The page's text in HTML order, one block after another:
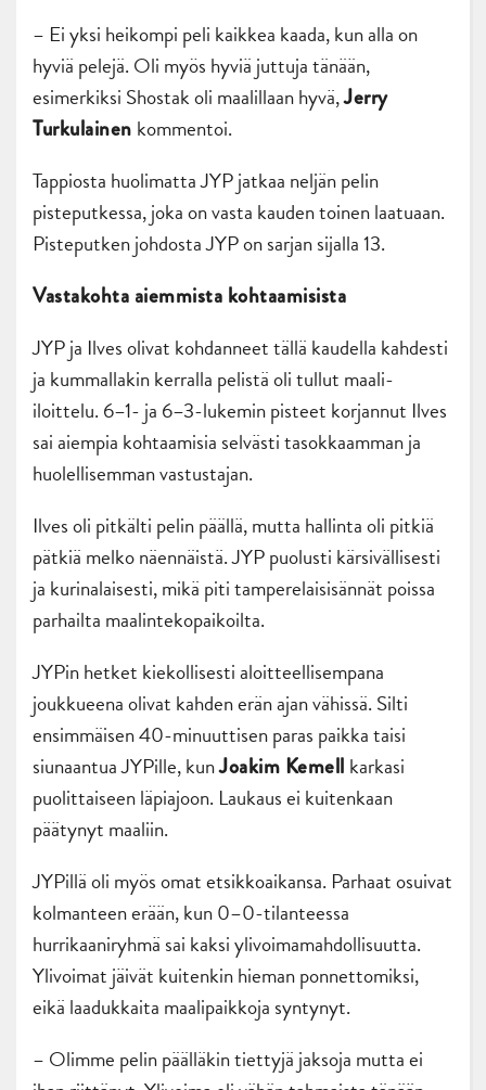
– Ei yksi heikompi peli kaikkea kaada, kun alla on
hyviä pelejä. Oli myös hyviä juttuja tänään,
esimerkiksi Shostak oli maalillaan hyvä,Jerry
Turkulainen kommentoi.
Tappiosta huolimatta JYP jatkaa neljän pelin
pisteputkessa, joka on vasta kauden toinen laatuaan.
Pisteputken johdosta JYP on sarjan sijalla 13.
Vastakohta aiemmista kohtaamisista
JYP ja Ilves olivat kohdanneet tällä kaudella kahdesti
ja kummallakin kerralla pelistä oli tullut maali-
iloittelu. 6–1- ja 6–3-lukemin pisteet korjannut Ilves
sai aiempia kohtaamisia selvästi tasokkaamman ja
huolellisemman vastustajan.
Ilves oli pitkälti pelin päällä, mutta hallinta oli pitkiä
pätkiä melko näennäistä. JYP puolusti kärsivällisesti
ja kurinalaisesti, mikä piti tamperelaisisännät poissa
parhailta maalintekopaikoilta.
JYPin hetket kiekollisesti aloitteellisempana
joukkueena olivat kahden erän ajan vähissä. Silti
ensimmäisen 40-minuuttisen paras paikka taisi
siunaantua JYPille, kunJoakim Kemell karkasi
puolittaiseen läpiajoon. Laukaus ei kuitenkaan
päätynyt maaliin.
JYPillä oli myös omat etsikkoaikansa. Parhaat osuivat
kolmanteen erään, kun 0–0-tilanteessa
hurrikaaniryhmä sai kaksi ylivoimamahdollisuutta.
Ylivoimat jäivät kuitenkin hieman ponnettomiksi,
eikä laadukkaita maalipaikkoja syntynyt.
– Olimme pelin päälläkin tiettyjä jaksoja mutta ei